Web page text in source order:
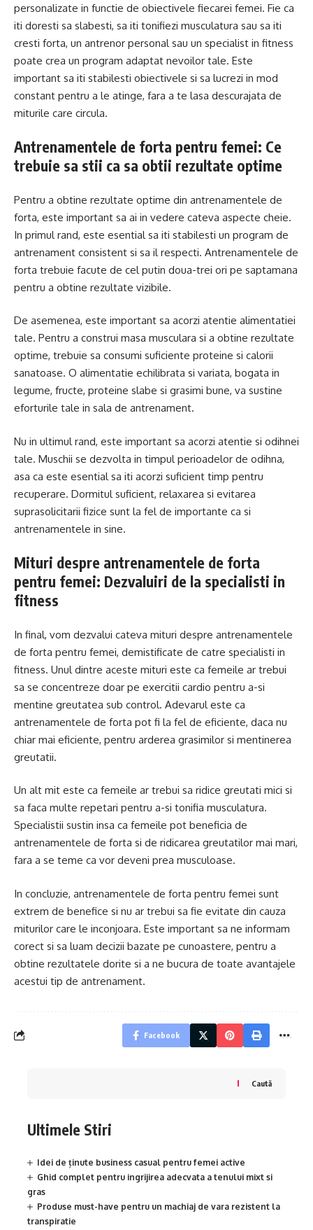
personalizate in functie de obiectivele fiecarei femei. Fie ca
iti doresti sa slabesti, sa iti tonifiezi musculatura sau sa iti
cresti forta, un antrenor personal sau un specialist in fitness
poate crea un program adaptat nevoilor tale. Este
important sa iti stabilesti obiectivele si sa lucrezi in mod
constant pentru a le atinge, fara a te lasa descurajata de
miturile care circula.
Antrenamentele de forta pentru femei: Ce
trebuie sa stii ca sa obtii rezultate optime
Pentru a obtine rezultate optime din antrenamentele de
forta, este important sa ai in vedere cateva aspecte cheie.
In primul rand, este esential sa iti stabilesti un program de
antrenament consistent si sa il respecti. Antrenamentele de
forta trebuie facute de cel putin doua-trei ori pe saptamana
pentru a obtine rezultate vizibile.
De asemenea, este important sa acorzi atentie alimentatiei
tale. Pentru a construi masa musculara si a obtine rezultate
optime, trebuie sa consumi suficiente proteine si calorii
sanatoase. O alimentatie echilibrata si variata, bogata in
legume, fructe, proteine slabe si grasimi bune, va sustine
eforturile tale in sala de antrenament.
Nu in ultimul rand, este important sa acorzi atentie si odihnei
tale. Muschii se dezvolta in timpul perioadelor de odihna,
asa ca este esential sa iti acorzi suficient timp pentru
recuperare. Dormitul suficient, relaxarea si evitarea
suprasolicitarii fizice sunt la fel de importante ca si
antrenamentele in sine.
Mituri despre antrenamentele de forta
pentru femei: Dezvaluiri de la specialisti in
fitness
In final, vom dezvalui cateva mituri despre antrenamentele
de forta pentru femei, demistificate de catre specialisti in
fitness. Unul dintre aceste mituri este ca femeile ar trebui
sa se concentreze doar pe exercitii cardio pentru a-si
mentine greutatea sub control. Adevarul este ca
antrenamentele de forta pot fi la fel de eficiente, daca nu
chiar mai eficiente, pentru arderea grasimilor si mentinerea
greutatii.
Un alt mit este ca femeile ar trebui sa ridice greutati mici si
sa faca multe repetari pentru a-si tonifia musculatura.
Specialistii sustin insa ca femeile pot beneficia de
antrenamentele de forta si de ridicarea greutatilor mai mari,
fara a se teme ca vor deveni prea musculoase.
In concluzie, antrenamentele de forta pentru femei sunt
extrem de benefice si nu ar trebui sa fie evitate din cauza
miturilor care le inconjoara. Este important sa ne informam
corect si sa luam decizii bazate pe cunoastere, pentru a
obtine rezultatele dorite si a ne bucura de toate avantajele
acestui tip de antrenament.
Facebook
Caută
Ultimele Stiri
Idei de ținute business casual pentru femei active
Ghid complet pentru ingrijirea adecvata a tenului mixt si
gras
Produse must-have pentru un machiaj de vara rezistent la
transpiratie